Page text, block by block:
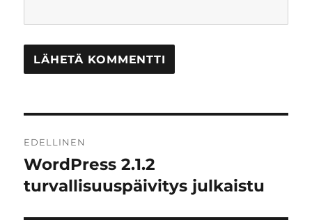
selaus
EDELLINEN
Edellinen
artikkeli:
WordPress 2.1.2
turvallisuuspäivitys julkaistu